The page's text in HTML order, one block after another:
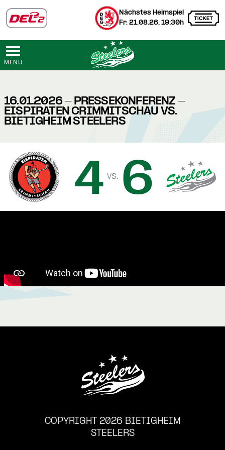
Nächstes Heimspiel
Fr. 21.08.26, 19:30h
MENÜ
16.01.2026 - PRESSEKONFERENZ -
EISPIRATEN CRIMMITSCHAU VS.
BIETIGHEIM STEELERS
4 vs. 6
COPYRIGHT 2026 BIETIGHEIM
STEELERS